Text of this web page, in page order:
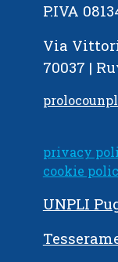
P.IVA
Via
70037 |
privacy
cookie
UNPLI